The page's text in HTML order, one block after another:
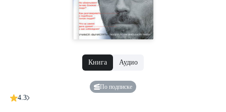
Книга Аудио
По подписке
4.3